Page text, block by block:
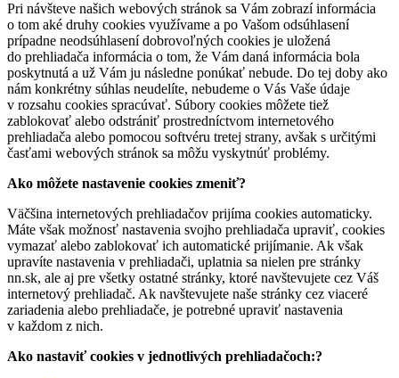
Pri návšteve našich webových stránok sa Vám zobrazí informácia
o tom aké druhy cookies využívame a po Vašom odsúhlasení
prípadne neodsúhlasení dobrovoľných cookies je uložená
do prehliadača informácia o tom, že Vám daná informácia bola
poskytnutá a už Vám ju následne ponúkať nebude. Do tej doby ako
nám konkrétny súhlas neudelíte, nebudeme o Vás Vaše údaje
v rozsahu cookies spracúvať. Súbory cookies môžete tiež
zablokovať alebo odstrániť prostredníctvom internetového
prehliadača alebo pomocou softvéru tretej strany, avšak s určitými
časťami webových stránok sa môžu vyskytnúť problémy.
Ako môžete nastavenie cookies zmeniť?
Väčšina internetových prehliadačov prijíma cookies automaticky.
Máte však možnosť nastavenia svojho prehliadača upraviť, cookies
vymazať alebo zablokovať ich automatické prijímanie. Ak však
upravíte nastavenia v prehliadači, uplatnia sa nielen pre stránky
nn.sk, ale aj pre všetky ostatné stránky, ktoré navštevujete cez Váš
internetový prehliadač. Ak navštevujete naše stránky cez viaceré
zariadenia alebo prehliadače, je potrebné upraviť nastavenia
v každom z nich.
Ako nastaviť cookies v jednotlivých prehliadačoch:?